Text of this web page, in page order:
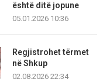
është ditë jopune
05.01.2026 10:36
Regjistrohet tërmet
në Shkup
02.08.2026 22:34